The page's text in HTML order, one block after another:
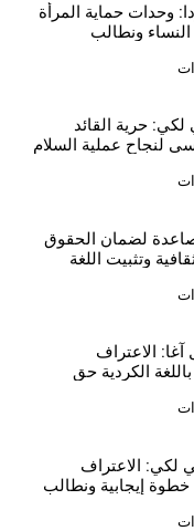
حماية المرأة
ونطالب
في الدستور
حرية القائد
عملية السلام
لضمان الحقوق
وتثبيت اللغة
الاعتراف
الكردية حق
ووجودنا
الاعتراف
إيجابية ونطالب